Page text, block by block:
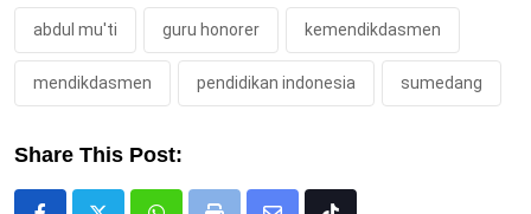
abdul mu'ti guru honorer kemendikdasmen
mendikdasmen pendidikan indonesia sumedang
Share This Post: